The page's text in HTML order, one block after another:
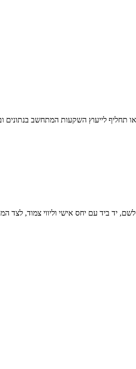
או תחליף לייעוץ השקעות המתחשב
אישי וליווי צמוד, לצד המומחים המובילים